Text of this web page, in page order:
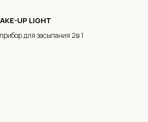
UP LIGHT
для засыпания 2в 1